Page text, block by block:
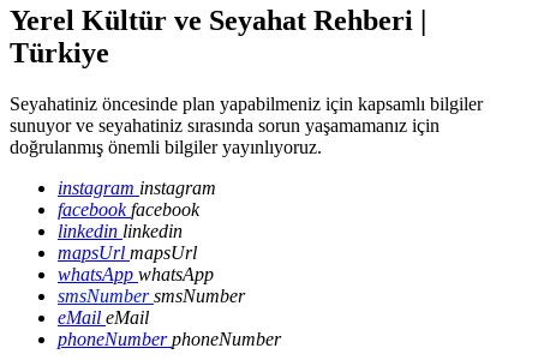
Yerel Kültür ve Seyahat Rehberi |
Türkiye
Seyahatiniz öncesinde plan yapabilmeniz için kapsamlı bilgiler
sunuyor ve seyahatiniz sırasında sorun yaşamamanız için
doğrulanmış önemli bilgiler yayınlıyoruz.
instagram instagram
facebookfacebook
linkedin linkedin
mapsUrl mapsUrl
whatsApp whatsApp
smsNumbersmsNumber
eMail eMail
phoneNumberphoneNumber